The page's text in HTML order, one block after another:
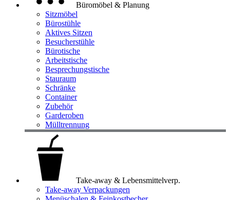
Büromöbel & Planung
Sitzmöbel
Bürostühle
Aktives Sitzen
Besucherstühle
Bürotische
Arbeitstische
Besprechungstische
Stauraum
Schränke
Container
Zubehör
Garderoben
Mülltrennung
Take-away & Lebensmittelverp.
Take-away Verpackungen